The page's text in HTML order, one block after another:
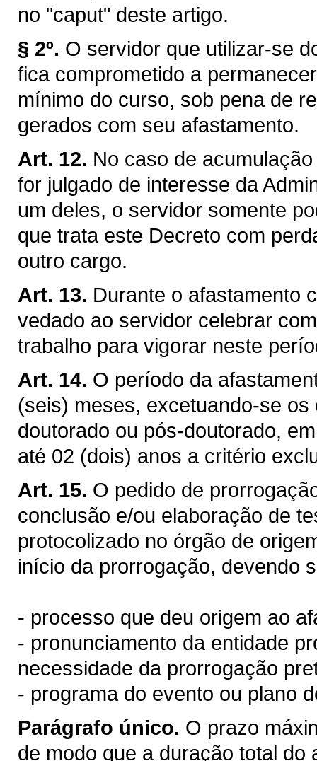
no "caput" deste artigo.
§ 2º. O servidor que utilizar-se
fica comprometido a
mínimo do curso, sob pena de
gerados com seu afastamento.
Art. 12. No caso de
for julgado de interesse da
um deles, o servidor somente
que trata este Decreto com
outro cargo.
Art. 13. Durante o afastamento
vedado ao servidor celebrar
trabalho para vigorar neste
Art. 14. O período da
(seis) meses, excetuando-se
doutorado ou pós-doutorado,
até 02 (dois) anos a critério
Art. 15. O pedido de
conclusão e/ou elaboração de
protocolizado no órgão de
início da prorrogação, devendo
- processo que deu origem ao
- pronunciamento da entidade
necessidade da prorrogação
- programa do evento ou plano
Parágrafo único. O prazo
de modo que a duração total